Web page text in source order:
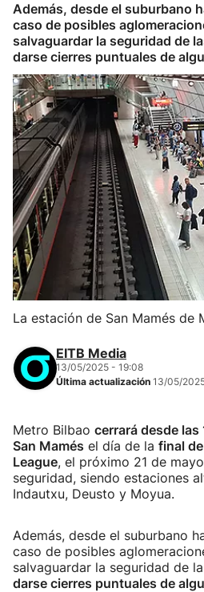
Además, desde el suburbano
caso de posibles
salvaguardar la seguridad de
darse cierres puntuales de
La estación de San Mamés de
EITB Media
13/05/2025 - 19:08
Última actualización 13/05/
Metro Bilbao cerrará desde
San Mamés el día de la final
League, el próximo 21 de
seguridad, siendo estaciones
Indautxu, Deusto y Moyua.
Además, desde el suburbano
caso de posibles
salvaguardar la seguridad de
darse cierres puntuales de